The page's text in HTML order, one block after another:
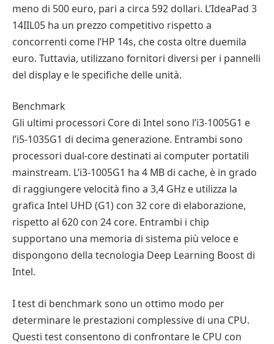
meno di 500 euro, pari a circa 592 dollari. L’IdeaPad 3
14IIL05 ha un prezzo competitivo rispetto a
concorrenti come l’HP 14s, che costa oltre duemila
euro. Tuttavia, utilizzano fornitori diversi per i pannelli
del display e le specifiche delle unità.
Benchmark
Gli ultimi processori Core di Intel sono l’i3-1005G1 e
l’i5-1035G1 di decima generazione. Entrambi sono
processori dual-core destinati ai computer portatili
mainstream. L’i3-1005G1 ha 4 MB di cache, è in grado
di raggiungere velocità fino a 3,4 GHz e utilizza la
grafica Intel UHD (G1) con 32 core di elaborazione,
rispetto al 620 con 24 core. Entrambi i chip
supportano una memoria di sistema più veloce e
dispongono della tecnologia Deep Learning Boost di
Intel.
I test di benchmark sono un ottimo modo per
determinare le prestazioni complessive di una CPU.
Questi test consentono di confrontare le CPU con